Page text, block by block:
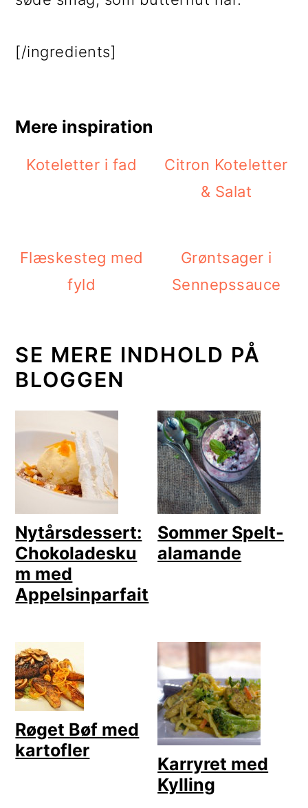
[/ingredients]
Mere inspiration
Koteletter i fad
Citron Koteletter
& Salat
Flæskesteg med
fyld
Grøntsager i
Sennepssauce
SE MERE INDHOLD PÅ
BLOGGEN
Nytårsdessert:
Chokoladesku
m med
Appelsinparfait
Sommer Spelt-
alamande
Røget Bøf med
kartofler
Karryret med
Kylling